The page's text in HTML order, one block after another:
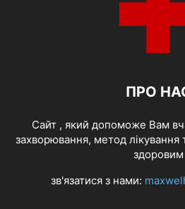
ПРО
Cайт , який допоможе Вам
захворювання, метод лікування
здоровим
зв'язатися з нами: